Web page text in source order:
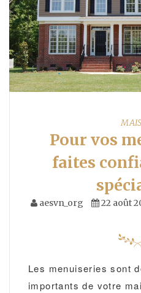
Pour vos
faites
aesvn_org 22 août
Les menuiseries sont
importants de votre